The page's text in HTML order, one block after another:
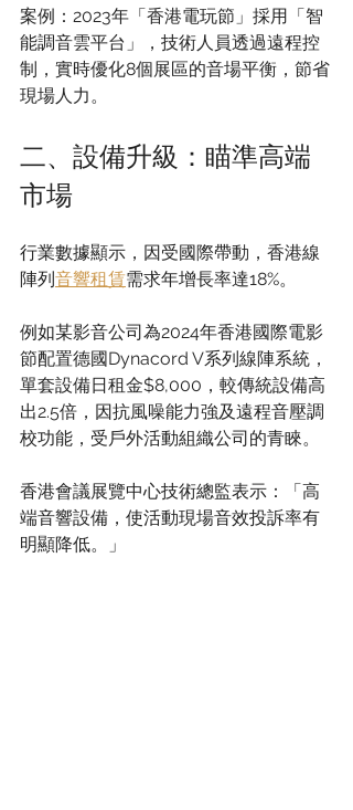
案例：2023年「香港電玩節」採用「智
能調音雲平台」，技術人員透過遠程控
制，實時優化8個展區的音場平衡，節省
現場人力。
二、設備升級：瞄準高端
市場
行業數據顯示，因受國際帶動，香港線
陣列 音響租賃需求年增長率達18%。
例如某影音公司為2024年香港國際電影
節配置德國Dynacord V系列線陣系統，
單套設備日租金$8,000，較傳統設備高
出2.5倍，因抗風噪能力強及遠程音壓調
校功能，受戶外活動組織公司的青睞。
香港會議展覽中心技術總監表示：「高
端音響設備，使活動現場音效投訴率有
明顯降低。」